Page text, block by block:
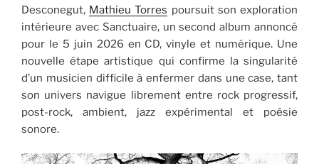
Desconegut, Mathieu Torres poursuit son exploration
intérieure avec Sanctuaire, un second album annoncé
pour le 5 juin 2026 en CD, vinyle et numérique. Une
nouvelle étape artistique qui confirme la singularité
d’un musicien difficile à enfermer dans une case, tant
son univers navigue librement entre rock progressif,
post-rock, ambient, jazz expérimental et poésie
sonore.